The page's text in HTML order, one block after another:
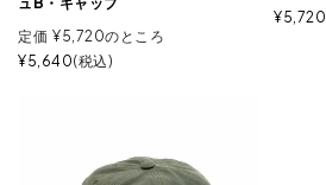
定価 ¥5,720のところ
¥5,640 税込
¥5,720